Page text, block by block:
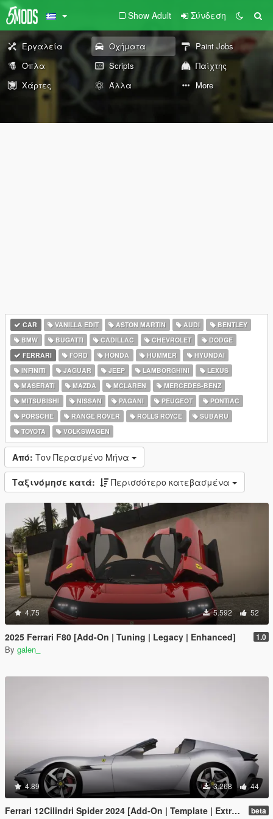
Show Adult Σύνδεση
Εργαλεία Οχήματα
Paint Jobs
Όπλα
Scripts
Παίχτης
Χάρτες
Άλλα More
CAR VANILLA EDIT ASTON MARTIN AUDI
BENTLEY
BMW
BUGATTI CADILLAC CHEVROLET
DODGE
FERRARI
FORD HONDA HUMMER
HYUNDAI
INFINITI
JAGUAR JEEP LAMBORGHINI
LEXUS
MASERATI
MAZDA MCLAREN
MERCEDES-BENZ
MITSUBISHI
NISSAN PAGANI PEUGEOT
PONTIAC
PORSCHE
RANGE ROVER ROLLS ROYCE
SUBARU
TOYOTA
VOLKSWAGEN
Από: Τον Περασμένο Μήνα
Ταξινόμησε κατά: Περισσότερο κατεβασμένα
4.75 5.592 52
2025 Ferrari F80 [Add-On | Tuning | Legacy | Enhanced] 1.0
By galen_
4.89 3.268 44
Ferrari 12Cilindri Spider 2024 [Add-On | Template | Extras] beta